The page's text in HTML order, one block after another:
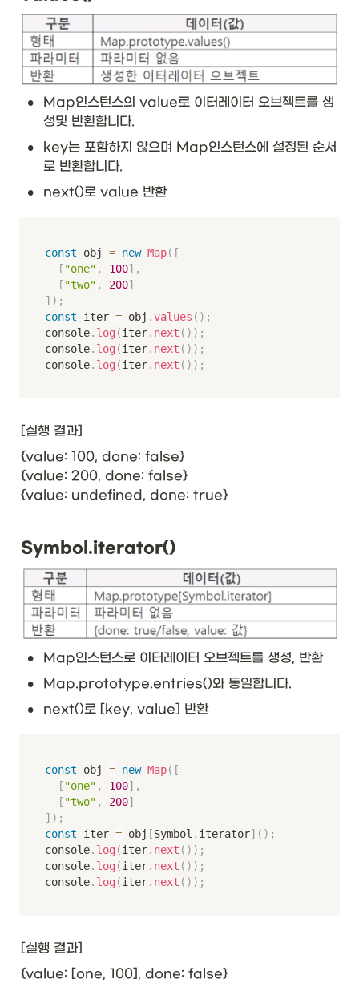
•
Map인스턴스의 value로 이터레이터 오브젝트를 생
성및 반환합니다.
•
key는 포함하지 않으며 Map인스턴스에 설정된 순서
로 반환합니다.
• next()로 value 반환
const obj = new Map( [
[ "one" , 100] ,
[ "two" , 200]
] ) ;
const iter = obj .values ( ) ;
console. log (iter. next ( ) ) ;
console. log (iter. next ( ) ) ;
console. log (iter. next ( ) ) ;
[실행 결과]
{value: 100, done: false}
{value: 200, done: false}
{value: undefined, done: true}
Symbol.iterator()
• Map인스턴스로 이터레이터 오브젝트를 생성, 반환
• Map.prototype.entries()와 동일합니다.
• next()로 [key, value] 반환
const obj = new Map( [
[ "one" , 100] ,
[ "two" , 200]
] ) ;
const iter = obj [Symbol . iterator] ( ) ;
console. log (iter. next ( ) ) ;
console. log (iter. next ( ) ) ;
console. log (iter. next ( ) ) ;
[실행 결과]
{value: [one, 100], done: false}